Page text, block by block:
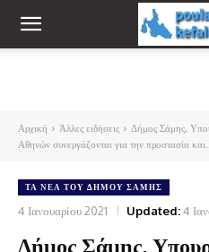
Αρχική Άλλες ειδήσεις
Δήμος Σάμης,
Αθηνών συνεργάζονται για την προστασία
ΤΑ ΝΈΑ ΤΟΥ ΔΉΜΟΥ ΣΆΜΗΣ
4 Ιανουαρίου 2021 Updated:4
Δήμος Σάμης,